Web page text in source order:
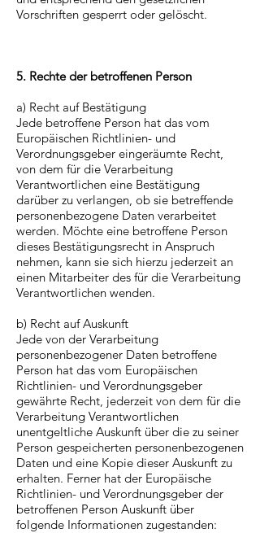
Vorschriften gesperrt oder gelöscht.
5. Rechte der betroffenen Person
a) Recht auf Bestätigung
Jede betroffene Person hat das vom
Europäischen Richtlinien- und
Verordnungsgeber eingeräumte Recht,
von dem für die Verarbeitung
Verantwortlichen eine Bestätigung
darüber zu verlangen, ob sie betreffende
personenbezogene Daten verarbeitet
werden. Möchte eine betroffene Person
dieses Bestätigungsrecht in Anspruch
nehmen, kann sie sich hierzu jederzeit an
einen Mitarbeiter des für die Verarbeitung
Verantwortlichen wenden.
b) Recht auf Auskunft
Jede von der Verarbeitung
personenbezogener Daten betroffene
Person hat das vom Europäischen
Richtlinien- und Verordnungsgeber
gewährte Recht, jederzeit von dem für die
Verarbeitung Verantwortlichen
unentgeltliche Auskunft über die zu seiner
Person gespeicherten personenbezogenen
Daten und eine Kopie dieser Auskunft zu
erhalten. Ferner hat der Europäische
Richtlinien- und Verordnungsgeber der
betroffenen Person Auskunft über
folgende Informationen zugestanden: